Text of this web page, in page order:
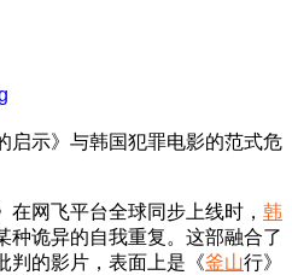
网飞平台全球同步上线时， 韩
种诡异的自我重复。这部融合了
判的影片，表面上是《釜山行》